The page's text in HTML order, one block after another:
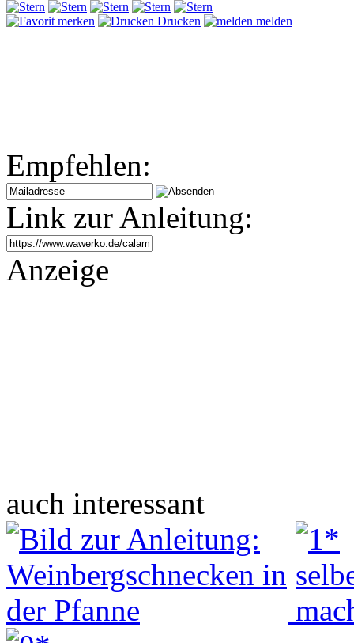
merken Drucken melden
Empfehlen:
Link zur Anleitung:
Anzeige
auch interessant